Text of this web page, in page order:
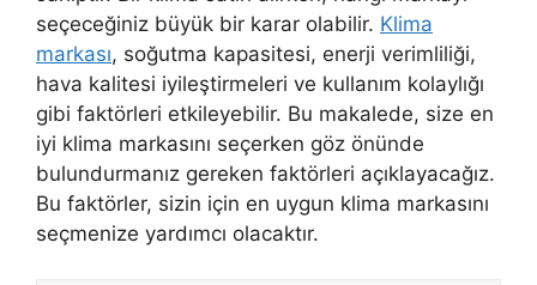
seçeceğiniz büyük bir karar olabilir. Klima
markası, soğutma kapasitesi, enerji verimliliği,
hava kalitesi iyileştirmeleri ve kullanım kolaylığı
gibi faktörleri etkileyebilir. Bu makalede, size en
iyi klima markasını seçerken göz önünde
bulundurmanız gereken faktörleri açıklayacağız.
Bu faktörler, sizin için en uygun klima markasını
seçmenize yardımcı olacaktır.